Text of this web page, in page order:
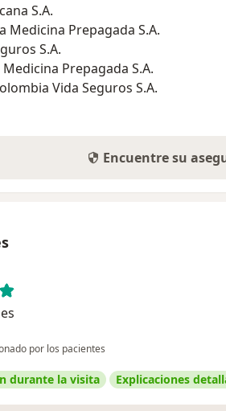
S.A.
Medicina Prepagada S.A.
S.A.
Prepagada S.A.
Vida Seguros S.A.
Encuentre su
por los pacientes
durante la visita Explicaciones